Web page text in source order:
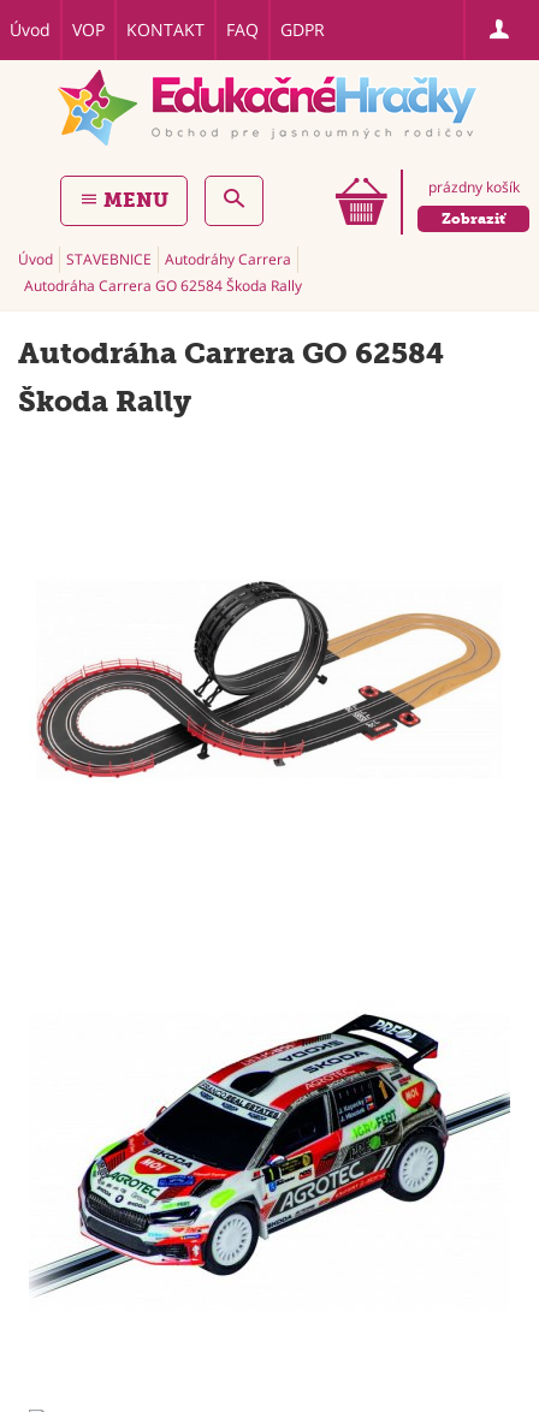
Úvod VOP KONTAKT FAQ GDPR
prázdny košík
Zobraziť
MENU
Úvod STAVEBNICE
Autodráhy Carrera
Autodráha Carrera GO 62584 Škoda Rally
Autodráha Carrera GO 62584
Škoda Rally